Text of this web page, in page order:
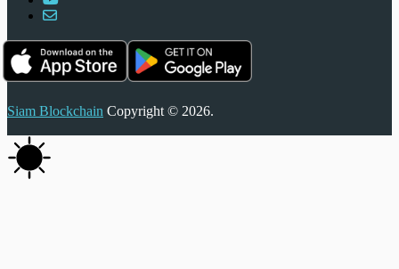
Siam Blockchain Copyright © 2026.